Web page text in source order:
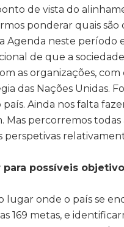
de vista do
ponderar quais
neste período
de que a
as organizações,
das Nações Unidas.
Ainda nos falta
Mas percorremos
possíveis
onde o país se
169 metas, e